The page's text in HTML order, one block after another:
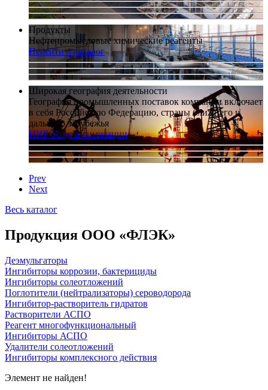
Продукты
Нефтепромысловые химические реагенты
Перейти в каталог
Широкая география деятельности
География промышленных поставок компании включает
в себя Российскую Федерацию, страны ближнего и
дальнего зарубежья
НИРУслуги химизации
Prev
Next
Весь каталог
Продукция ООО «ФЛЭК»
Деэмульгаторы
Ингибиторы коррозии, бактерициды
Ингибиторы солеотложений
Поглотители (нейтрализаторы) сероводорода
Ингибитор-растворитель гидратов
Растворители АСПО
Реагент многофункциональный
Ингибиторы АСПО
Удалители солеотложений
Ингибиторы комплексного действия
Элемент не найден!